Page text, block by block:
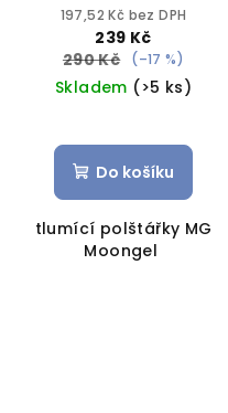
197,52 Kč bez DPH
239 Kč
290 Kč
(–17 %)
Skladem (>5 ks)
Do košíku
tlumící polštářky MG
Moongel